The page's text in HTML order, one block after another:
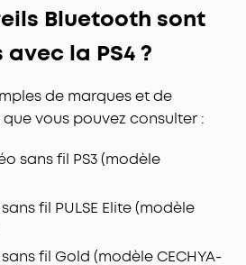
Bluetooth sont
la PS4 ?
de marques et de
vous pouvez consulter :
sans fil PS3 (modèle
fil PULSE Elite (modèle
fil Gold (modèle CECHYA-